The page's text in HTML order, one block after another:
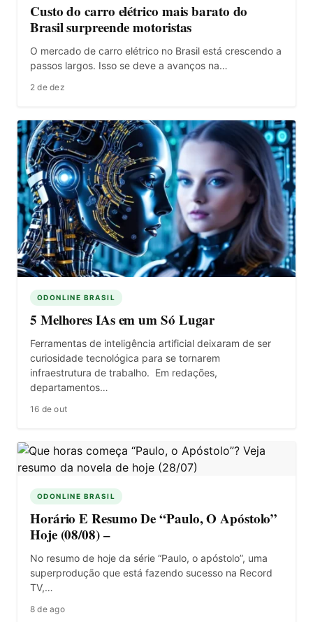
Custo do carro elétrico mais barato do
Brasil surpreende motoristas
O mercado de carro elétrico no Brasil está crescendo a
passos largos. Isso se deve a avanços na…
2 de dez
ODONLINE BRASIL
5 Melhores IAs em um Só Lugar
Ferramentas de inteligência artificial deixaram de ser
curiosidade tecnológica para se tornarem
infraestrutura de trabalho. Em redações,
departamentos…
16 de out
ODONLINE BRASIL
Horário E Resumo De “Paulo, O Apóstolo”
Hoje (08/08) –
No resumo de hoje da série “Paulo, o apóstolo”, uma
superprodução que está fazendo sucesso na Record
TV,…
8 de ago